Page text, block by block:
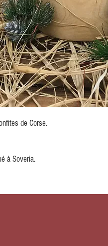
de Corse.
à Soveria.